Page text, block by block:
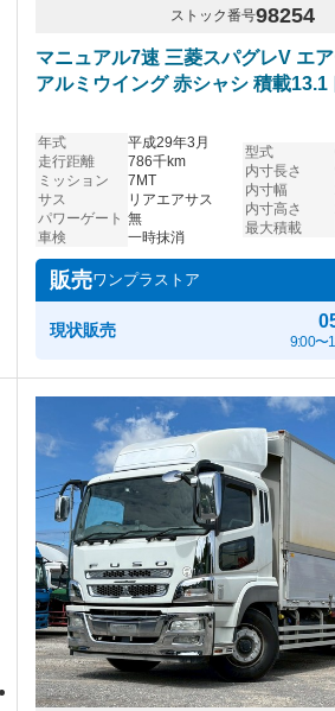
ストック番号98254
マニュアル7速 三菱スパグレV エ
アルミウイング 赤シャシ 積載13.1
年式
平成29年3月
走行距離
786千km
ミッション
7MT
サス
リアエアサス
パワーゲート 無
車検
一時抹消
型式
内寸長さ
内寸幅
内寸高さ
最大積載
販売ワンプラストア
現状販売
9:00〜